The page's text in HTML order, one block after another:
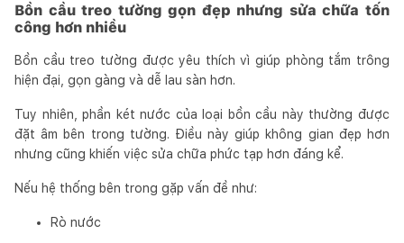
Bồn cầu treo tường gọn đẹp nhưng sửa chữa tốn
công hơn nhiều
Bồn cầu treo tường được yêu thích vì giúp phòng tắm trông
hiện đại, gọn gàng và dễ lau sàn hơn.
Tuy nhiên, phần két nước của loại bồn cầu này thường được
đặt âm bên trong tường. Điều này giúp không gian đẹp hơn
nhưng cũng khiến việc sửa chữa phức tạp hơn đáng kể.
Nếu hệ thống bên trong gặp vấn đề như:
Rò nước